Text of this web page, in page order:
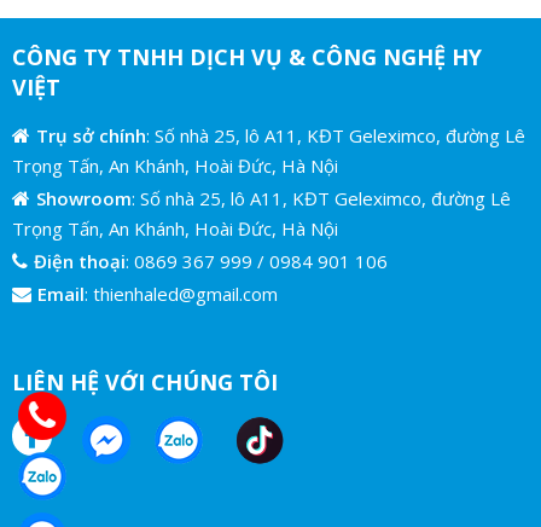
CÔNG TY TNHH DỊCH VỤ & CÔNG NGHỆ HY
VIỆT
Trụ sở chính: Số nhà 25, lô A11, KĐT Geleximco, đường Lê
Trọng Tấn, An Khánh, Hoài Đức, Hà Nội
Showroom: Số nhà 25, lô A11, KĐT Geleximco, đường Lê
Trọng Tấn, An Khánh, Hoài Đức, Hà Nội
Điện thoại: 0869 367 999 / 0984 901 106
Email: thienhaled@gmail.com
LIÊN HỆ VỚI CHÚNG TÔI